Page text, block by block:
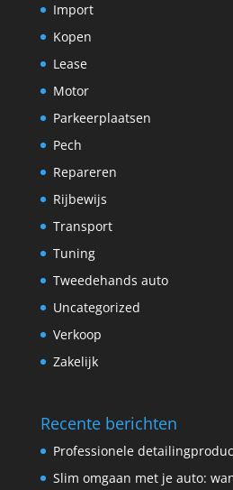
Import
Kopen
Lease
Motor
Parkeerplaatsen
Pech
Repareren
Rijbewijs
Transport
Tuning
Tweedehands auto
Uncategorized
Verkoop
Zakelijk
Recente berichten
Professionele
Slim omgaan met je auto: